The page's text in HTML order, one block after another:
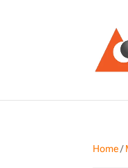
Home/